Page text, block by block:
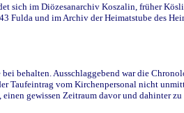
sich im Diözesanarchiv Koszalin, früher
Fulda und im Archiv der Heimatstube des
behalten. Ausschlaggebend war die
Taufeintrag vom Kirchenpersonal nicht
gewissen Zeitraum davor und dahinter